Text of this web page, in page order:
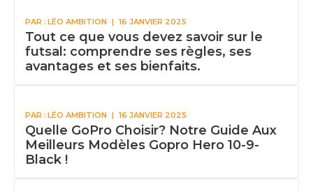
PAR : LÉO AMBITION | 16 JANVIER 2025
Tout ce que vous devez savoir sur le
futsal: comprendre ses règles, ses
avantages et ses bienfaits.
PAR : LÉO AMBITION | 16 JANVIER 2025
Quelle GoPro Choisir? Notre Guide Aux
Meilleurs Modèles Gopro Hero 10-9-
Black !